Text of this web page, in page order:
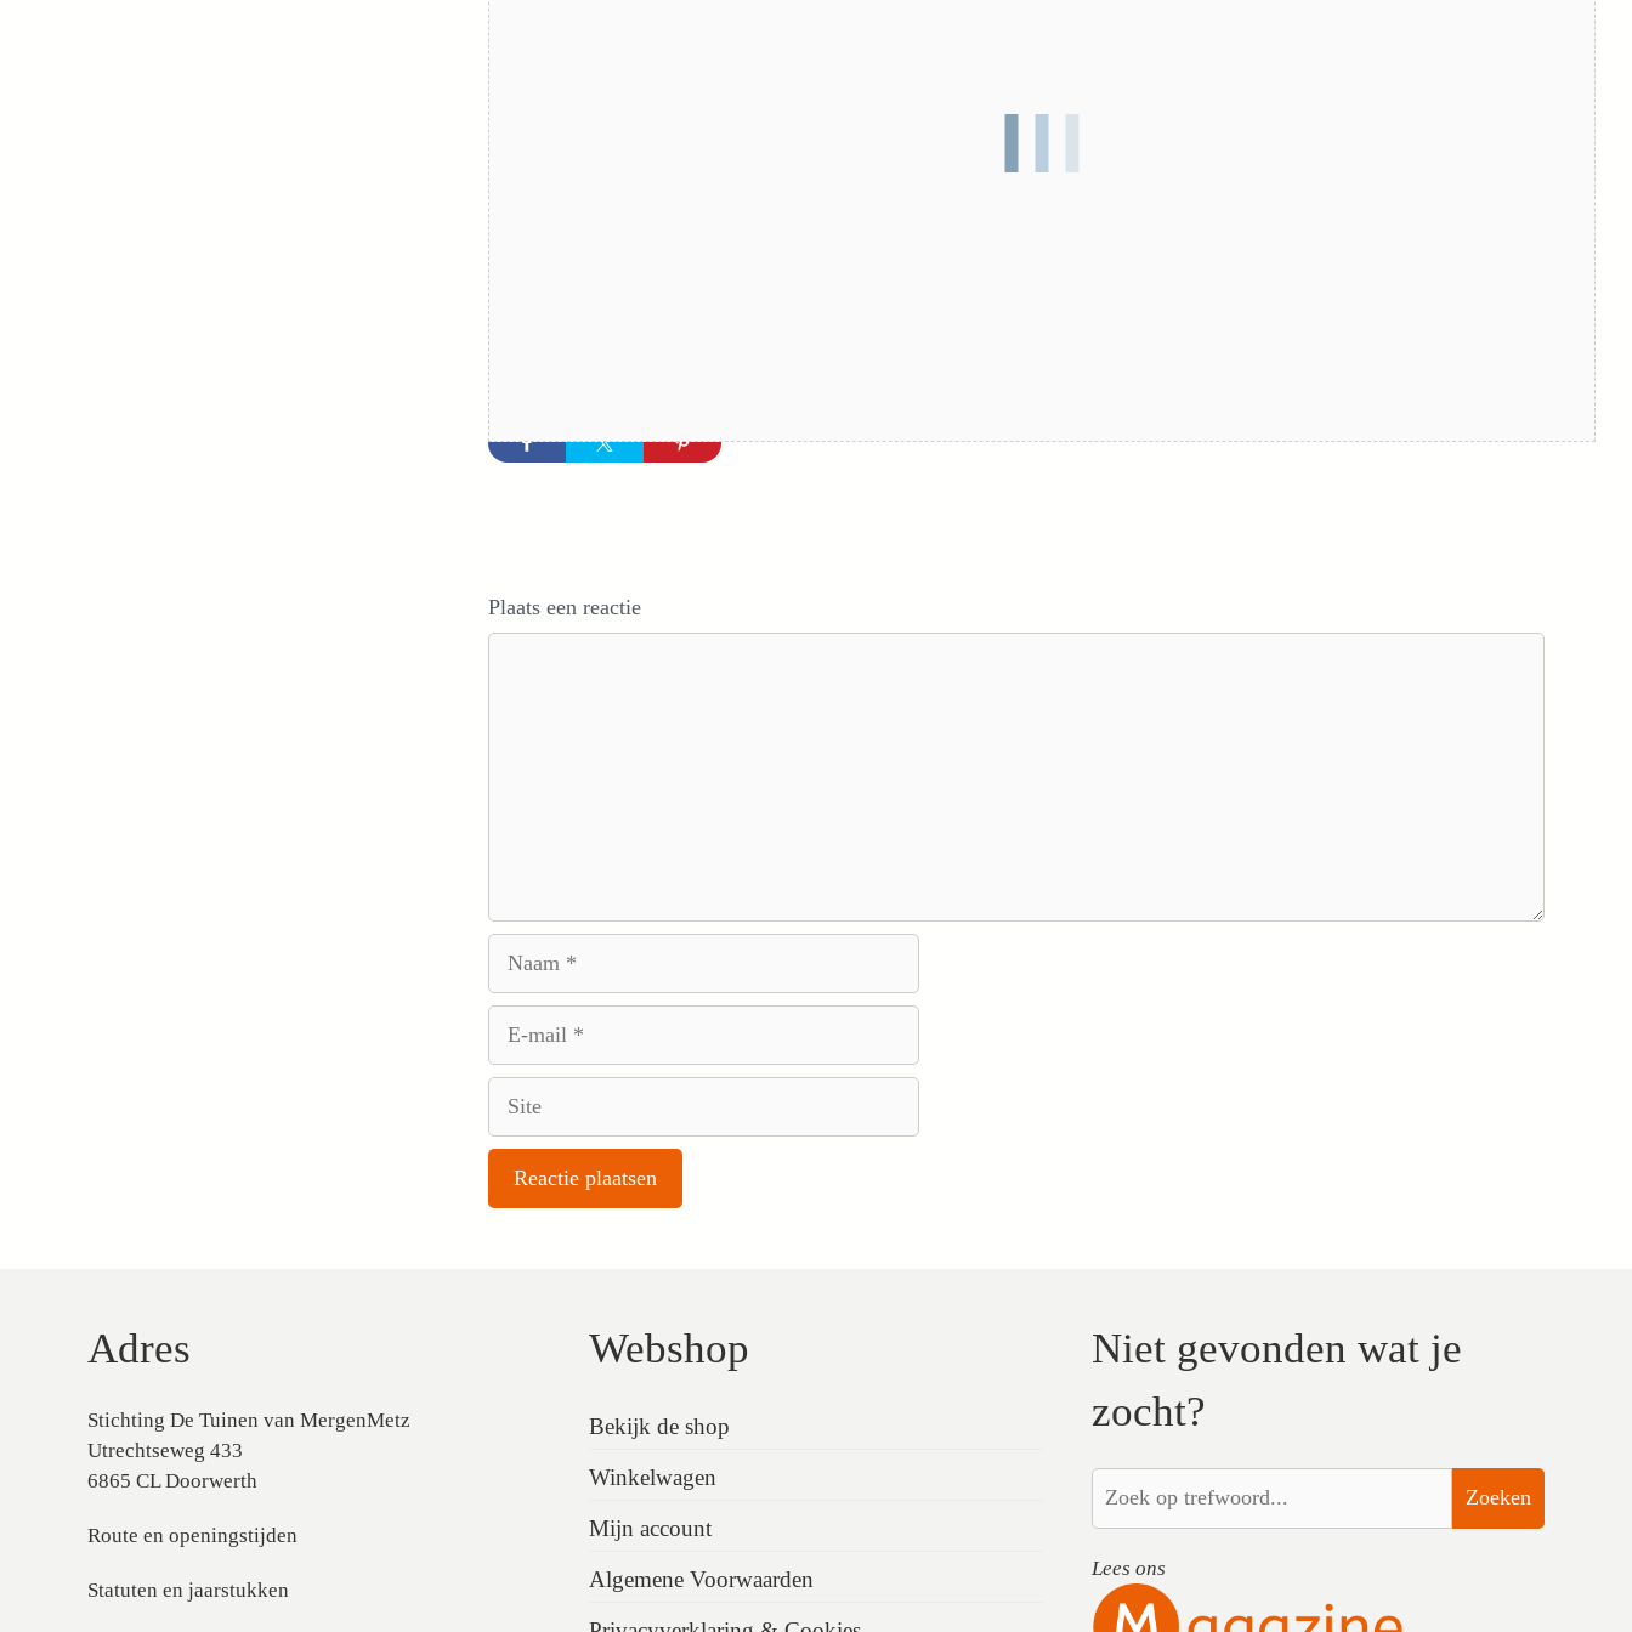
Plaats een reactie
Adres
Stichting De Tuinen van MergenMetz
Utrechtseweg 433
6865 CL Doorwerth
Route en openingstijden
Statuten en jaarstukken
Webshop
Bekijk de shop
Winkelwagen
Mijn account
Algemene Voorwaarden
Niet gevonden wat je
zocht?
Zoeken
Lees ons